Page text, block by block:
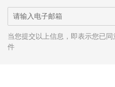
当您提交以上信息，即表示您已
件